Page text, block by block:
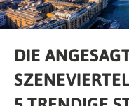
DIE